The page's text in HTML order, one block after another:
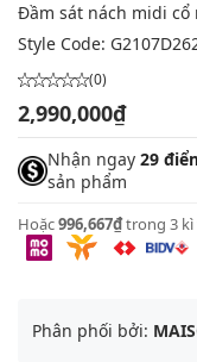
Đầm sát nách midi
Style Code:
(0)
2,990,000₫
Nhận ngay 29
sản phẩm
Hoặc996,667₫trong 3
Phân phối bởi: